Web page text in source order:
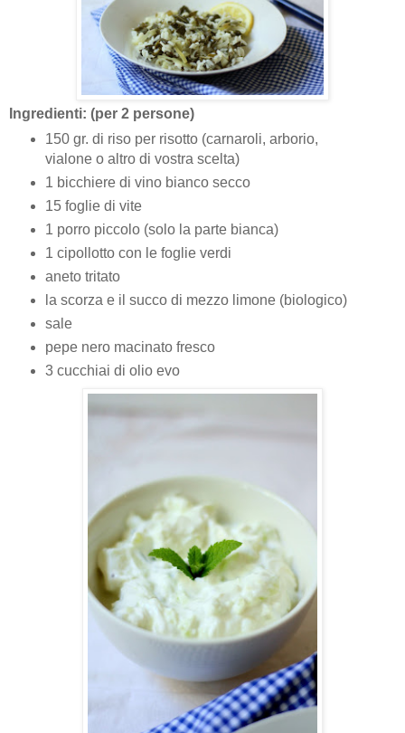
Ingredienti: (per 2 persone)
150 gr. di riso per risotto (carnaroli, arborio,
vialone o altro di vostra scelta)
1 bicchiere di vino bianco secco
15 foglie di vite
1 porro piccolo (solo la parte bianca)
1 cipollotto con le foglie verdi
aneto tritato
la scorza e il succo di mezzo limone (biologico)
sale
pepe nero macinato fresco
3 cucchiai di olio evo